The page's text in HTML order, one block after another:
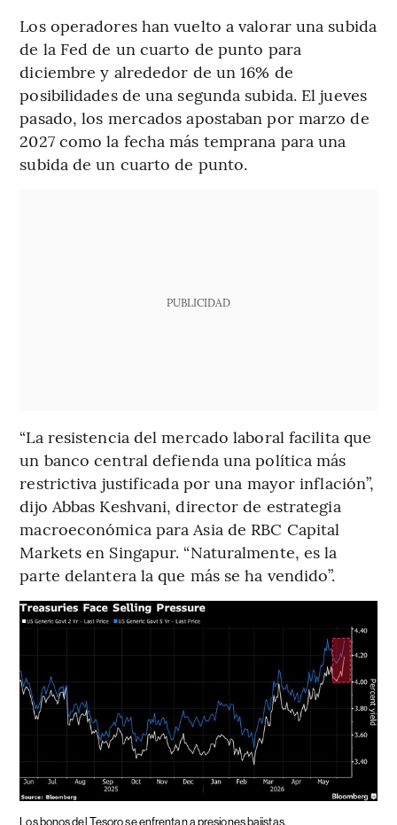
Los operadores han vuelto a valorar una subida
de la Fed de un cuarto de punto para
diciembre y alrededor de un 16% de
posibilidades de una segunda subida. El jueves
pasado, los mercados apostaban por marzo de
2027 como la fecha más temprana para una
subida de un cuarto de punto.
PUBLICIDAD
“La resistencia del mercado laboral facilita que
un banco central defienda una política más
restrictiva justificada por una mayor inflación”,
dijo Abbas Keshvani, director de estrategia
macroeconómica para Asia de RBC Capital
Markets en Singapur. “Naturalmente, es la
parte delantera la que más se ha vendido”.
Los bonos del Tesoro se enfrentan a presiones bajistas.